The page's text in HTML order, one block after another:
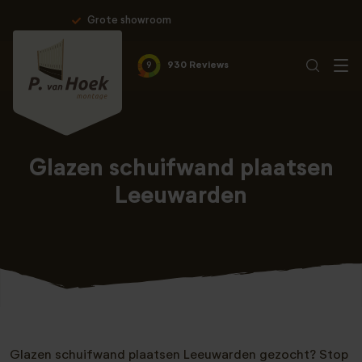
9 930 Reviews
Glazen schuifwand plaatsen
Leeuwarden
Glazen schuifwand plaatsen Leeuwarden gezocht? Stop